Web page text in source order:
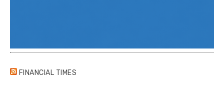
FINANCIAL TIMES